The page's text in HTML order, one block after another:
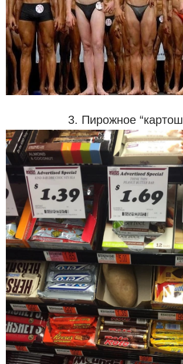
3. Пирожное